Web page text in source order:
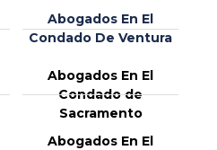
Abogados En El
Condado De Ventura
Abogados En El
Condado de
Sacramento
Abogados En El